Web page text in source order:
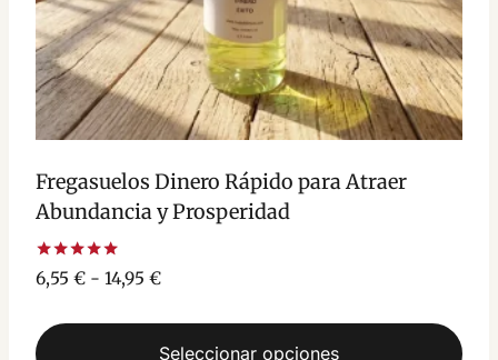
página
de
producto
Fregasuelos Dinero Rápido para Atraer
Abundancia y Prosperidad
Valorado
con
de 5
6,55 € - 14,95 €Rango
precios:
Seleccionar opciones